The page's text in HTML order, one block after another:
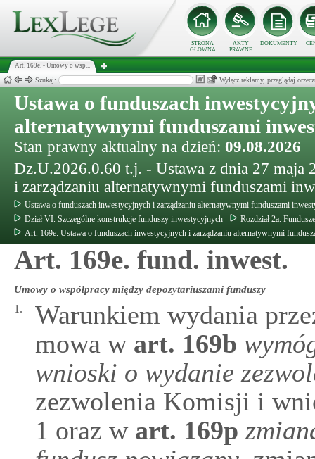
STRONA
GŁÓWNA
AKTY
PRAWNE
DOKUMENTY
Art. 169e. - Umowy o wsp...
Szukaj: Wyłącz reklamy, przeglądaj
Ustawa o funduszach
alternatywnymi funduszami
Stan prawny aktualny na dzień: 09.08.2026
Dz.U.2026.0.60 t.j. - Ustawa z dnia 27 maja
i zarządzaniu alternatywnymi funduszami
Ustawa o funduszach inwestycyjnych i zarządzaniu alternatywnymi funduszami
Dział VI. Szczególne konstrukcje funduszy inwestycyjnych
Rozdział 2a.
Art. 169e. Ustawa o funduszach inwestycyjnych i zarządzaniu alternatywnymi
Art. 169e. fund. inwest.
Umowy o współpracy między depozytariuszami funduszy
1.
Warunkiem wydania
mowa wart. 169b
wnioski o wydanie
zezwolenia Komisji i
1 oraz wart. 169p